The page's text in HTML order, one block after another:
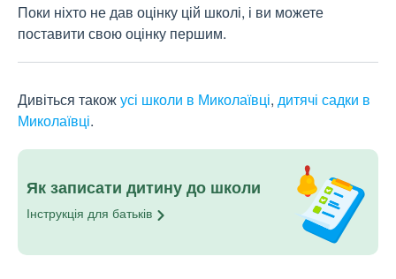
Поки ніхто не дав оцінку цій школі, і ви можете
поставити свою оцінку першим.
Дивіться такожусі школи в Миколаївці, дитячі садки в
Миколаївці.
Як записати дитину до школи
Інструкція для батьків